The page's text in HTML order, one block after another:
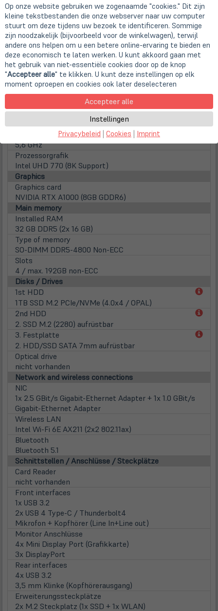
Form factor
Desktop
Processor
CPU
Intel Core i7-14700K (8x 3,4 GHz P-Core + 12x 2,5 GHz
E-Core / 33MB Smart Cache / 125 Watt)
Family
Intel Core i7 (Gen 14)
Number of Cores
Clock frequency
Max. Turbo Taktfrequenz
5,6 GHz
Prozessorgrafik
Intel UHD 770 (8K Support)
Graphics
Graphics card
NVIDIA RTX A1000 (8GB GDDR6)
Main memory
Installed RAM
32 GB DDR5 (2x 16 GB)
Type of memory
SO-DIMM DDR5-4800 Non-ECC
Slots
4 / max. 192GB non-ECC
Disks / Drives
1st HDD
1TB SSD M.2 PCIe/NVMe (4.0x4 / OPAL)
2nd HDD
2. SSD M.2 (2280) aufrüstbar
3. Festplatte
2. HDD/SSD SATA 7mm aufrüstbar
Optical drive
nicht vorhanden
Network and wireless connections
NIC
1x 2.5 GBit/s Gigabit-Ethernet Adapter + 1x 1.0 GBit/s
Gigabit-Ethernet Adapter
Wireless LAN
Intel Wi-Fi 6E AX211 (2x2 802.11ax)
Bluetooth
Bluetooth 5.1
Schnittstellen / Anschlüsse / Steckplätze
Card Reader
nicht vorhanden
Front interfaces
1x USB 3.2
2x USB 4 Type-C / Thunderbolt4
Mikrofon + Kopfhörer (Line In+Line out)
Monitor Anschlüsse
4x Mini Display Port (Grafikkarte)
3x DisplayPort
Rear interfaces
4x USB 3.2
3,5 mm Klinke (Kopfhörerausgang)
Erweiterungssteckplätze
2x M.2 Steckplatz (1x SSD + 1x WLAN)
Op onze website gebruiken we zogenaamde "cookies." Dit zijn
kleine tekstbestanden die onze webserver naar uw computer
stuurt om deze tijdens uw bezoek te identificeren. Sommige
zijn noodzakelijk (bijvoorbeeld voor de winkelwagen), terwijl
andere ons helpen om u een betere online-ervaring te bieden en
deze economisch te laten werken. U kunt akkoord gaan met
het gebruik van niet-essentiële cookies door op de knop
"Accepteer alle" te klikken. U kunt deze instellingen op elk
moment oproepen en cookies ook later deselecteren
Accepteer alle
Instellingen
Privacybeleid | Cookies | Imprint